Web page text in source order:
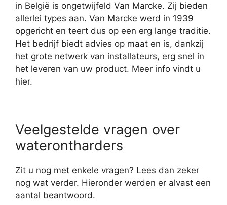
in België is ongetwijfeld Van Marcke. Zij bieden
allerlei types aan. Van Marcke werd in 1939
opgericht en teert dus op een erg lange traditie.
Het bedrijf biedt advies op maat en is, dankzij
het grote netwerk van installateurs, erg snel in
het leveren van uw product. Meer info vindt u
hier.
Veelgestelde vragen over
waterontharders
Zit u nog met enkele vragen? Lees dan zeker
nog wat verder. Hieronder werden er alvast een
aantal beantwoord.